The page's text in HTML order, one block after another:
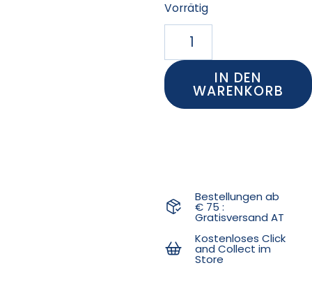
Vorrätig
IN DEN
WARENKORB
Bestellungen ab
€ 75 :
Gratisversand AT
Kostenloses Click
and Collect im
Store